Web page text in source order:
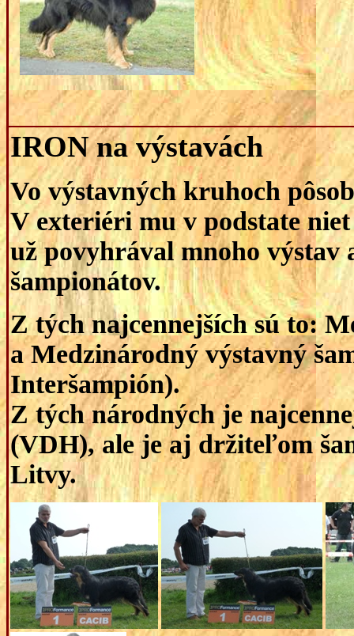
IRON na výstavách
Vo výstavných kruhoch
V exteriéri mu v podstate
už povyhrával mnoho výstav
šampionátov.
Z tých najcennejších sú to:
a Medzinárodný výstavný
Interšampión).
Z tých národných je
(VDH), ale je aj držiteľom
Litvy.